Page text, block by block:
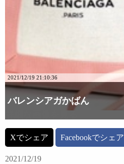
2021/12/19 21:10:36
バレンシアガかばん
Xでシェア Facebookでシェア
2021/12/19